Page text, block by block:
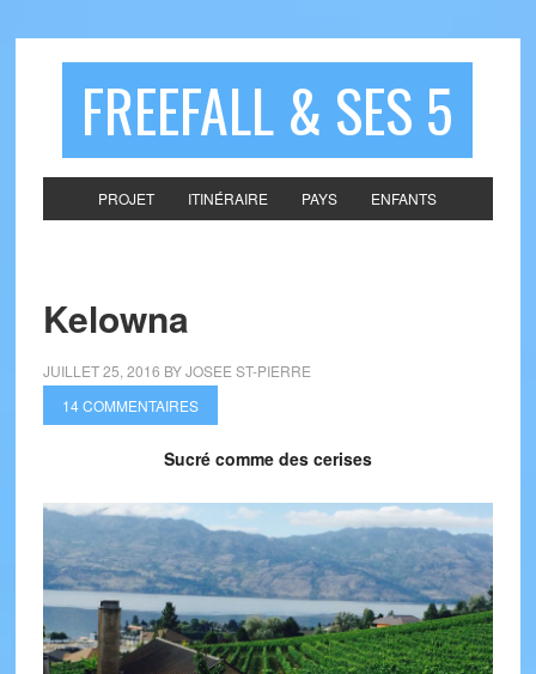
FREEFALL & SES 5
PROJET ITINÉRAIRE PAYS ENFANTS
Kelowna
JUILLET 25, 2016 BYJOSEE ST-PIERRE
14 COMMENTAIRES
Sucré comme des cerises